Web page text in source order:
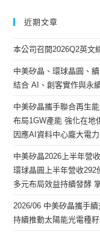
近期文章
本公司召開2026Q2英文
中美矽晶、環球晶圓、
結合 AI、創客實作與永
中美矽晶攜手聯合再生
布局1GW產能 強化在地
因應AI資料中心龐大電
中美矽晶2026上半年營
環球晶圓上半年營收
多元布局效益持續發酵
2026/06 中美矽晶攜手
持續推動太陽能光電種